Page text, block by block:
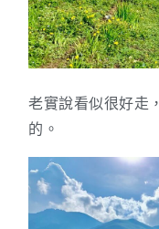
老實說看似很好走
的。